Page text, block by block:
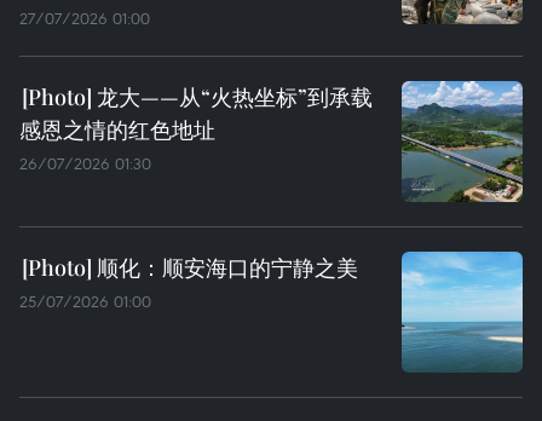
27/07/2026 01:00
龙大——从“火热坐标”到承载
感恩之情的红色地址
26/07/2026 01:30
顺化：顺安海口的宁静之美
25/07/2026 01:00